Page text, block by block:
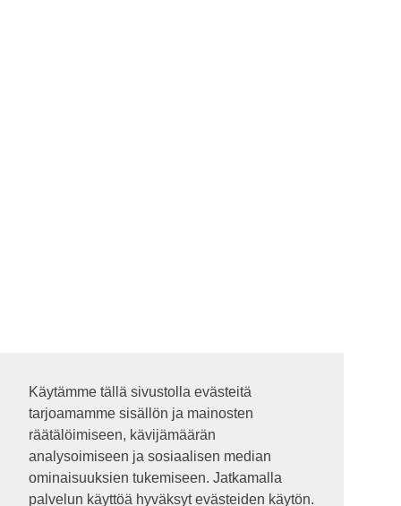
Käytämme tällä sivustolla evästeitä
tarjoamamme sisällön ja mainosten
räätälöimiseen, kävijämäärän
analysoimiseen ja sosiaalisen median
ominaisuuksien tukemiseen. Jatkamalla
palvelun käyttöä hyväksyt evästeiden käytön.
Käytämme tällä sivustolla evästeitä
tarjoamamme sisällön ja mainosten
räätälöimiseen, kävijämäärän
analysoimiseen ja sosiaalisen median
ominaisuuksien tukemiseen. Jatkamalla
palvelun käyttöä hyväksyt evästeiden käytön.